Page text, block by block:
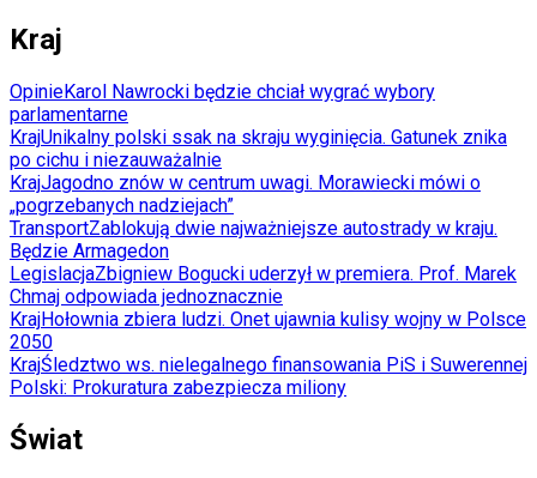
Kraj
OpinieKarol Nawrocki będzie chciał wygrać wybory
parlamentarne
KrajUnikalny polski ssak na skraju wyginięcia. Gatunek znika
po cichu i niezauważalnie
KrajJagodno znów w centrum uwagi. Morawiecki mówi o
„pogrzebanych nadziejach”
TransportZablokują dwie najważniejsze autostrady w kraju.
Będzie Armagedon
LegislacjaZbigniew Bogucki uderzył w premiera. Prof. Marek
Chmaj odpowiada jednoznacznie
KrajHołownia zbiera ludzi. Onet ujawnia kulisy wojny w Polsce
2050
KrajŚledztwo ws. nielegalnego finansowania PiS i Suwerennej
Polski: Prokuratura zabezpiecza miliony
Świat